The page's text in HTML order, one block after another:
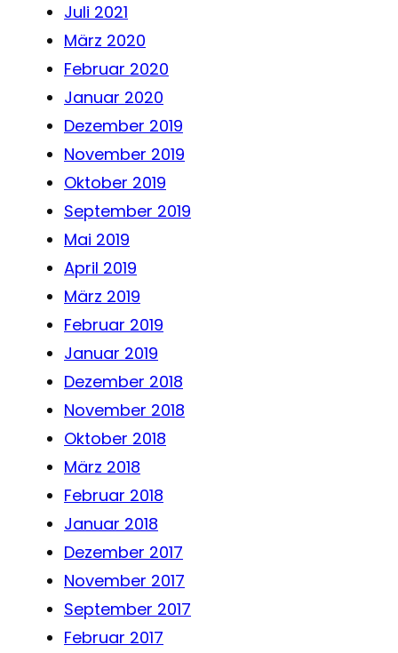
Juli 2021
März 2020
Februar 2020
Januar 2020
Dezember 2019
November 2019
Oktober 2019
September 2019
Mai 2019
April 2019
März 2019
Februar 2019
Januar 2019
Dezember 2018
November 2018
Oktober 2018
März 2018
Februar 2018
Januar 2018
Dezember 2017
November 2017
September 2017
Februar 2017